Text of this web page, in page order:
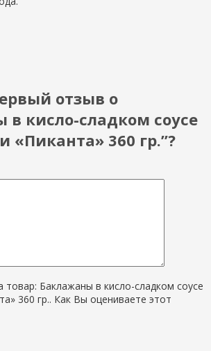
отзыв о
в кисло-сладком соусе
«Пиканта» 360 гр.”?
Баклажаны в кисло-сладком соусе
360 гр.. Как Вы оцениваете этот